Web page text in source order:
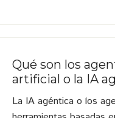
Qué son los
artificial o la IA
La IA agéntica o los